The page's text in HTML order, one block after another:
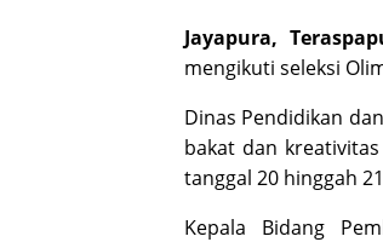
Jayapura,
mengikuti seleksi
Dinas Pendidikan
bakat dan
tanggal 20 hinggah
Kepala Bidang